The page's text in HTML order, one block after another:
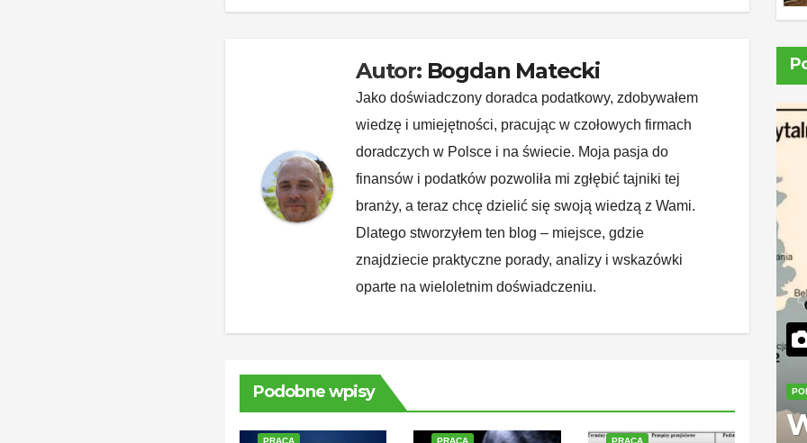
Autor: Bogdan Matecki
Jako doświadczony doradca podatkowy, zdobywałem
wiedzę i umiejętności, pracując w czołowych firmach
doradczych w Polsce i na świecie. Moja pasja do
finansów i podatków pozwoliła mi zgłębić tajniki tej
branży, a teraz chcę dzielić się swoją wiedzą z Wami.
Dlatego stworzyłem ten blog – miejsce, gdzie
znajdziecie praktyczne porady, analizy i wskazówki
oparte na wieloletnim doświadczeniu.
Podobne wpisy
PRACA PRACA PRACA